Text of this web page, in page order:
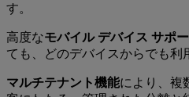
す。
高度なモバイル デバイス サポ
ても、どのデバイスからでも利
マルチテナント機能により、複